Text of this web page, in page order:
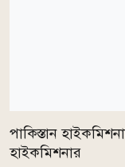
পাকিস্তান
হাইকমিশনার